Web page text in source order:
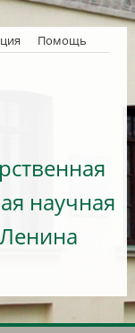
Помощь
научная